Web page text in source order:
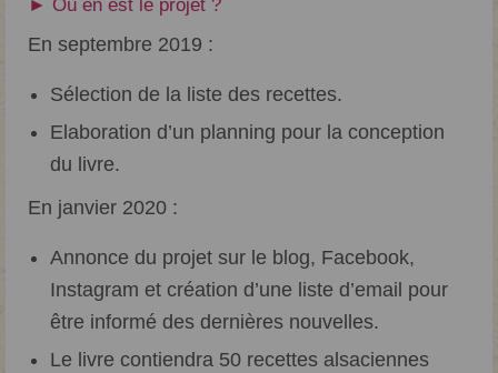
► Où en est le projet ?
En septembre 2019 :
Sélection de la liste des recettes.
Elaboration d’un planning pour la conception
du livre.
En janvier 2020 :
Annonce du projet sur le blog, Facebook,
Instagram et création d’une liste d’email pour
être informé des dernières nouvelles.
Le livre contiendra 50 recettes alsaciennes